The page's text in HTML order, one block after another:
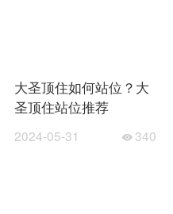
大圣顶住如何站位？大
圣顶住站位推荐
2024-05-31 340